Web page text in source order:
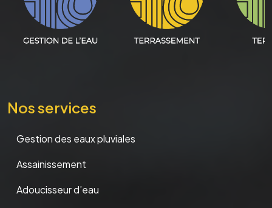
Nos services
Gestion des eaux pluviales
Assainissement
Adoucisseur d’eau